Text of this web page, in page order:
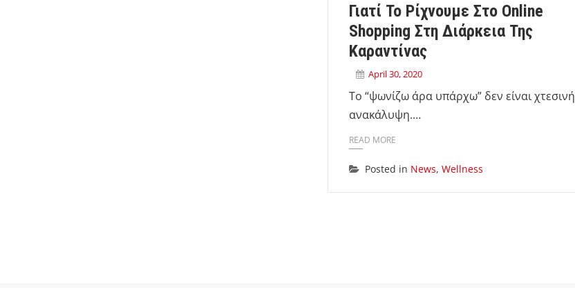
Γιατί Το Ρίχνουμε Στο Online
Shopping Στη Διάρκεια Της
Καραντίνας
April 30, 2020
Το “ψωνίζω άρα υπάρχω” δεν είναι χτεσινή
ανακάλυψη.…
READ MORE
Posted in News, Wellness